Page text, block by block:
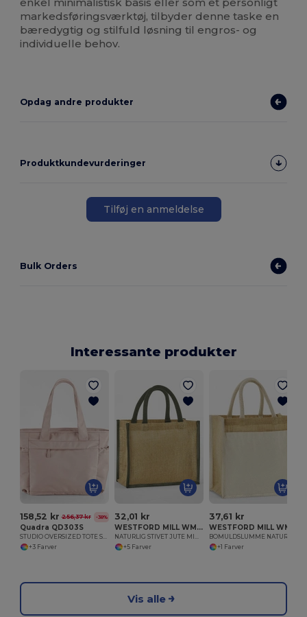
enkel minimalistisk basis eller som et personligt
markedsføringsværktøj, tilbyder denne taske en
bæredygtig og stilfuld løsning til engros- og
individuelle behov.
Opdag andre produkter
Produktkundevurderinger
Tilføj en anmeldelse
Bulk Orders
Interessante produkter
158,52 kr 256,37 kr -38%
Quadra QD303S
STUDIO OVERSIZED TOTE STUDIO OVERSIZED TOTE
+3 Farver
32,01 kr
WESTFORD MILL WM473
NATURLIG STIVET JUTE MIDI TOTE
+5 Farver
37,61 kr
+1 Farver
Vis alle